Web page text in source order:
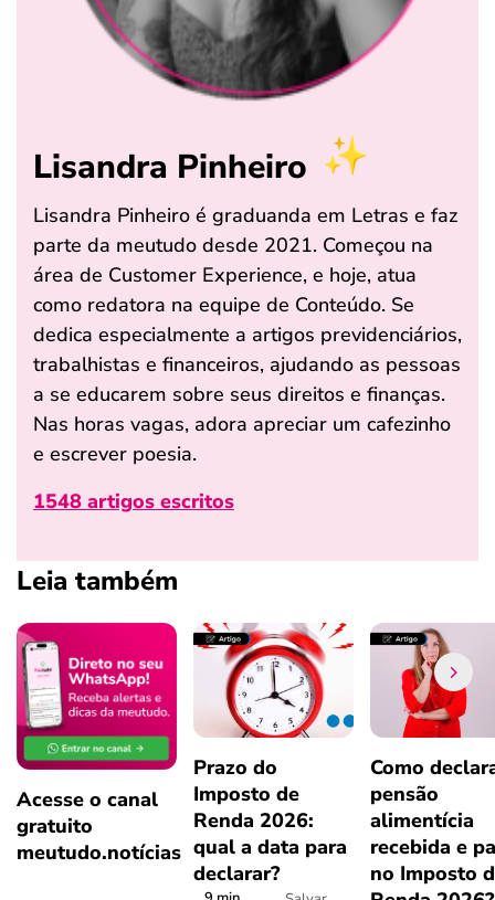
Lisandra Pinheiro
Lisandra Pinheiro é graduanda em Letras e faz
parte da meutudo desde 2021. Começou na
área de Customer Experience, e hoje, atua
como redatora na equipe de Conteúdo. Se
dedica especialmente a artigos previdenciários,
trabalhistas e financeiros, ajudando as pessoas
a se educarem sobre seus direitos e finanças.
Nas horas vagas, adora apreciar um cafezinho
e escrever poesia.
1548 artigos escritos
Leia também
Acesse o canal
gratuito
meutudo.notícias
Prazo do
Imposto de
Renda 2026:
qual a data para
declarar?
Como
pensão
alimentícia
recebida e
no Imposto